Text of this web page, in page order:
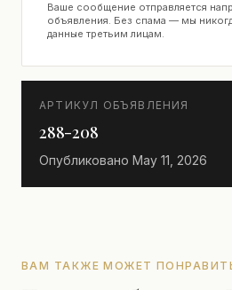
Ваше сообщение отправляется
объявления. Без спама — мы
данные третьим лицам.
АРТИКУЛ ОБЪЯВЛЕНИЯ
288-208
Опубликовано May 11, 2026
ВАМ ТАКЖЕ МОЖЕТ